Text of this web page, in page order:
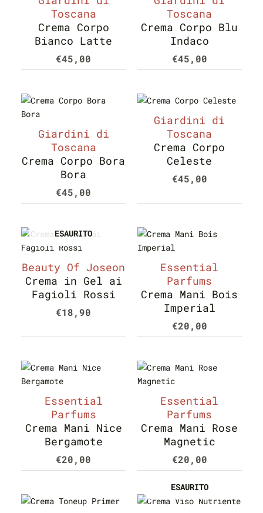
Toscana
Crema Corpo
Bianco Latte
€45,00
Toscana
Crema Corpo Blu
Indaco
€45,00
Giardini di
Toscana
Crema Corpo Bora
Bora
€45,00
Giardini di
Toscana
Crema Corpo
Celeste
€45,00
ESAURITO
Beauty Of Joseon
Crema in Gel ai
Fagioli Rossi
€18,90
Essential
Parfums
Crema Mani Bois
Imperial
€20,00
Essential
Parfums
Crema Mani Nice
Bergamote
€20,00
Essential
Parfums
Crema Mani Rose
Magnetic
€20,00
ESAURITO